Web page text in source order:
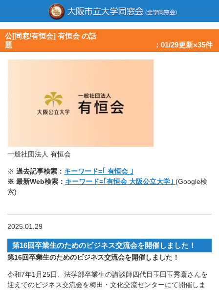
公[同窓/有恒会] 有恒会 の話
題 ：01/29更新×35件
一般社団法人 有恒会
※ 過去記事検索： キーワード=｢ 有恒会 ｣
※ 最新Web検索： キーワード=｢有恒会 大阪公立大学｣ (Google検
索)
2025.01.29
第16回卒業生のためのビジネス交流会を開催しました！
第16回卒業生のためのビジネス交流会を開催しました！
令和7年1月25日、法学部卒業生の講談師四代目玉田玉秀斎さんを
迎えてのビジネス交流会を梅田・文化交流センターにて開催しま